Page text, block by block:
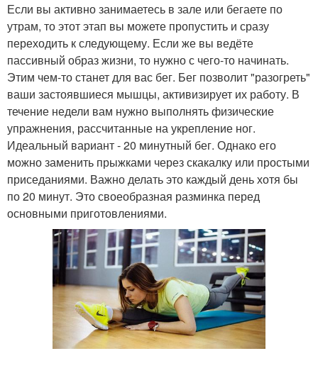
Если вы активно занимаетесь в зале или бегаете по
утрам, то этот этап вы можете пропустить и сразу
переходить к следующему. Если же вы ведёте
пассивный образ жизни, то нужно с чего-то начинать.
Этим чем-то станет для вас бег. Бег позволит "разогреть"
ваши застоявшиеся мышцы, активизирует их работу. В
течение недели вам нужно выполнять физические
упражнения, рассчитанные на укрепление ног.
Идеальный вариант - 20 минутный бег. Однако его
можно заменить прыжками через скакалку или простыми
приседаниями. Важно делать это каждый день хотя бы
по 20 минут. Это своеобразная разминка перед
основными приготовлениями.